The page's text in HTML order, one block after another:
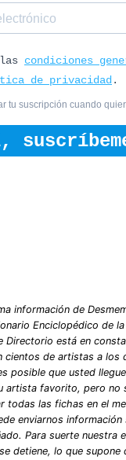
condiciones
de privacidad.
tu suscripción cuando
información de
Enciclopédico de la
Directorio está en
cientos de artistas a los
posible que usted
artista favorito, pero no
todas las fichas en el
enviarnos
Para suerte nuestra
detiene, lo que